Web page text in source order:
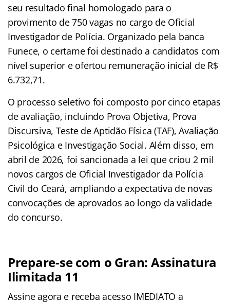
seu resultado final homologado para o
provimento de 750 vagas no cargo de Oficial
Investigador de Polícia. Organizado pela banca
Funece, o certame foi destinado a candidatos com
nível superior e ofertou remuneração inicial de R$
6.732,71.
O processo seletivo foi composto por cinco etapas
de avaliação, incluindo Prova Objetiva, Prova
Discursiva, Teste de Aptidão Física (TAF), Avaliação
Psicológica e Investigação Social. Além disso, em
abril de 2026, foi sancionada a lei que criou 2 mil
novos cargos de Oficial Investigador da Polícia
Civil do Ceará, ampliando a expectativa de novas
convocações de aprovados ao longo da validade
do concurso.
Prepare-se com o Gran: Assinatura
Ilimitada 11
Assine agora e receba acesso IMEDIATO a